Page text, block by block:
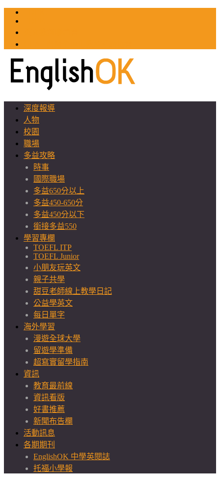
深度報導
人物
校園
職場
多益攻略
時事
國際職場
多益650分以上
多益450-650分
多益450分以下
銜接多益550
學習專欄
TOEFL ITP
TOEFL Junior
小朋友玩英文
親子共學
甜豆老師線上教學日記
公益學英文
每日單字
海外學習
漫遊全球大學
留遊學準備
超寫實留學指南
資訊
教育最前線
資訊看版
好書推薦
新聞布告欄
活動訊息
各期期刊
EnglishOK 中學英閱誌
托福小學報